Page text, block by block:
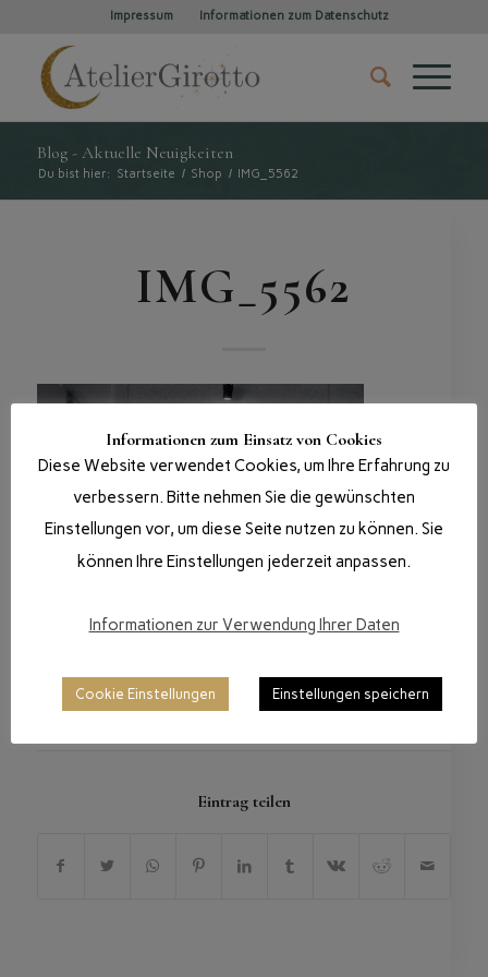
Impressum Informationen zum Datenschutz
Blog - Aktuelle Neuigkeiten
Du bist hier: Startseite / Shop / IMG_5562
IMG_5562
Eintrag teilen
Informationen zum Einsatz von Cookies
Diese Website verwendet Cookies, um Ihre Erfahrung zu
verbessern. Bitte nehmen Sie die gewünschten
Einstellungen vor, um diese Seite nutzen zu können. Sie
können Ihre Einstellungen jederzeit anpassen.
Informationen zur Verwendung Ihrer Daten
Cookie Einstellungen Einstellungen speichern